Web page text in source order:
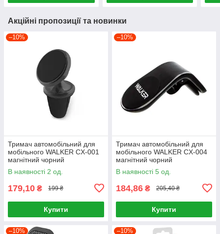
Акційні пропозиції та новинки
–10%
Тримач автомобільний для
мобільного WALKER CX-001
магнітний чорний
В наявності 2 од.
179,10 ₴ 199 ₴
Купити
–10%
Тримач автомобільний для
мобільного WALKER CX-004
магнітний чорний
В наявності 5 од.
184,86 ₴ 205,40 ₴
Купити
–10% –10%